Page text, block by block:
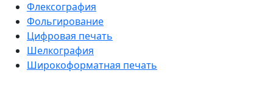
Флексография
Фольгирование
Цифровая печать
Шелкография
Широкоформатная печать